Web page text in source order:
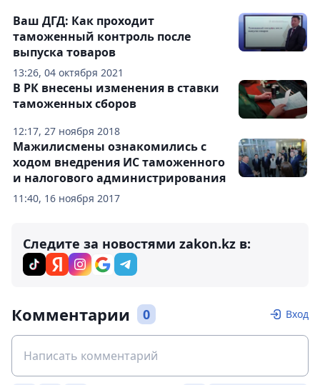
13:26, 04 октября 2021
Ваш ДГД: Как проходит
таможенный контроль после
выпуска товаров
12:17, 27 ноября 2018
В РК внесены изменения в ставки
таможенных сборов
11:40, 16 ноября 2017
Мажилисмены ознакомились с
ходом внедрения ИС таможенного
и налогового администрирования
Следите за новостями zakon.kz в:
Комментарии 0 Вход